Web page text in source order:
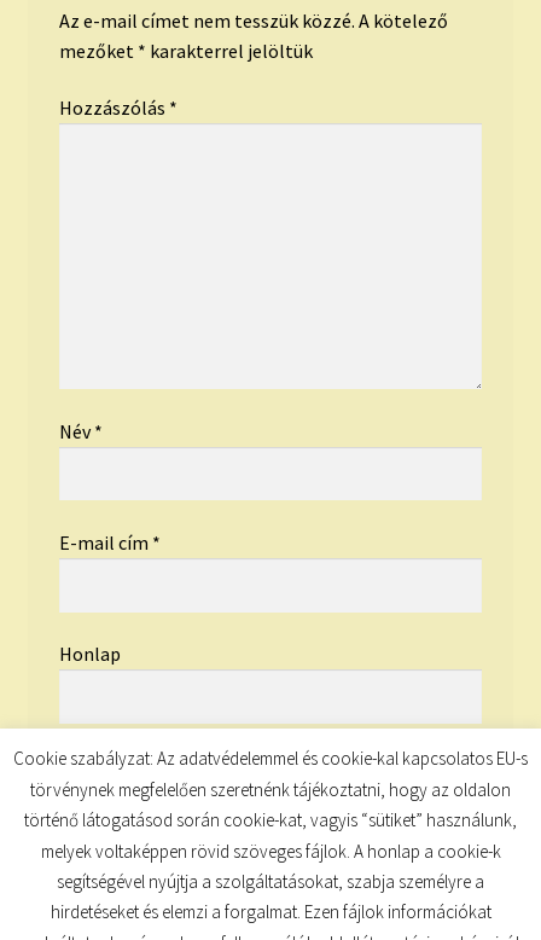
Az e-mail címet nem tesszük közzé. A kötelező
mezőket * karakterrel jelöltük
Hozzászólás *
Név*
E-mail cím *
Honlap
Cookie szabályzat: Az adatvédelemmel és cookie-kal kapcsolatos EU-s
törvénynek megfelelően szeretnénk tájékoztatni, hogy az oldalon
történő látogatásod során cookie-kat, vagyis “sütiket” használunk,
melyek voltaképpen rövid szöveges fájlok. A honlap a cookie-k
segítségével nyújtja a szolgáltatásokat, szabja személyre a
hirdetéseket és elemzi a forgalmat. Ezen fájlok információkat